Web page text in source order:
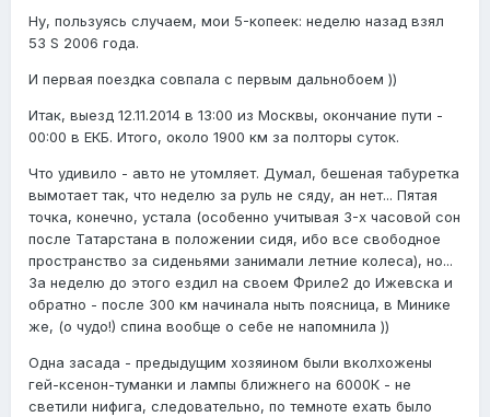
Ну, пользуясь случаем, мои 5-копеек: неделю назад взял
53 S 2006 года.
И первая поездка совпала с первым дальнобоем ))
Итак, выезд 12.11.2014 в 13:00 из Москвы, окончание пути -
00:00 в ЕКБ. Итого, около 1900 км за полторы суток.
Что удивило - авто не утомляет. Думал, бешеная табуретка
вымотает так, что неделю за руль не сяду, ан нет... Пятая
точка, конечно, устала (особенно учитывая 3-х часовой сон
после Татарстана в положении сидя, ибо все свободное
пространство за сиденьями занимали летние колеса), но...
За неделю до этого ездил на своем Фриле2 до Ижевска и
обратно - после 300 км начинала ныть поясница, в Минике
же, (о чудо!) спина вообще о себе не напомнила ))
Одна засада - предыдущим хозяином были вколхожены
гей-ксенон-туманки и лампы ближнего на 6000К - не
светили нифига, следовательно, по темноте ехать было